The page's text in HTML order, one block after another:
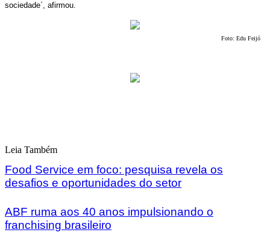
sociedade`, afirmou.
Foto: Edu Feijó
Leia Também
Food Service em foco: pesquisa revela os
desafios e oportunidades do setor
ABF ruma aos 40 anos impulsionando o
franchising brasileiro